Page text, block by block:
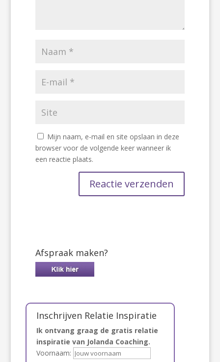
Mijn naam, e-mail en site opslaan in deze
browser voor de volgende keer wanneer ik
een reactie plaats.
Afspraak maken?
Inschrijven Relatie Inspiratie
Ik ontvang graag de gratis relatie
inspiratie van Jolanda Coaching.
Voornaam: